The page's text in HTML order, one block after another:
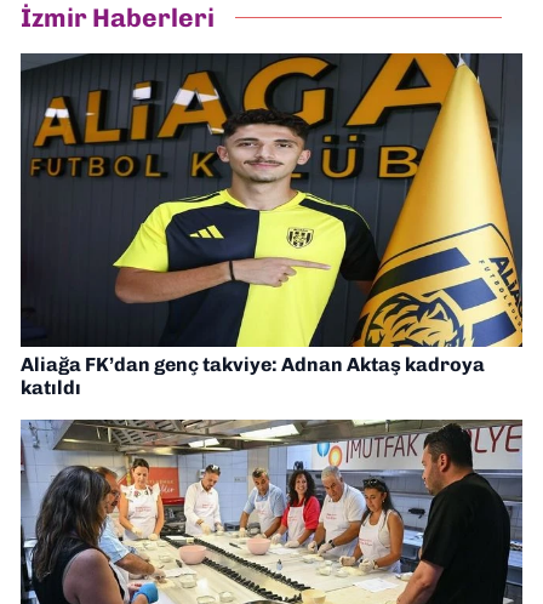
İzmir Haberleri
Aliağa FK’dan genç takviye: Adnan Aktaş kadroya
katıldı